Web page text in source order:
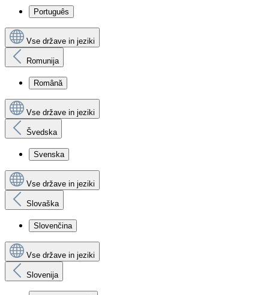
Português
Vse države in jeziki
Romunija
Română
Vse države in jeziki
Švedska
Svenska
Vse države in jeziki
Slovaška
Slovenčina
Vse države in jeziki
Slovenija